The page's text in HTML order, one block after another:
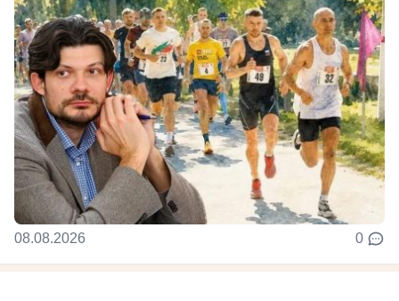
08.08.2026 0